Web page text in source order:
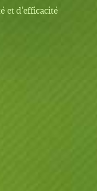
et d'efficacité